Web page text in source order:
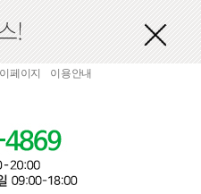
페이지 이용안내